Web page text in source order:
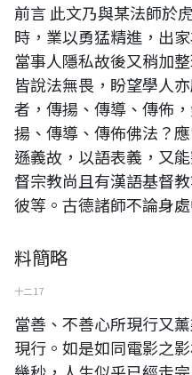
前言 此文乃與某法師於
時，業以勇猛精進，出
當事人隱私故後又稍加
皆說法無畏，盼望學人
者，傳揚、傳導、傳佈
揚、傳導、傳佈佛法？
遜義故，以語表義，又
督宗教尚且有漢語基督
彼等。古德諸師不論身
料簡略
十二 17
當善、不善心所現行又
現行。如是如同電影之